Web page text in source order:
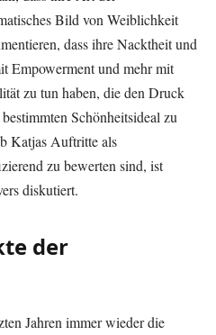
Bild von Weiblichkeit
dass ihre Nacktheit und
Empowerment und mehr mit
zu tun haben, die den Druck
Schönheitsideal zu
Katjas Auftritte als
zu bewerten sind, ist
diskutiert.
der
Jahren immer wieder die